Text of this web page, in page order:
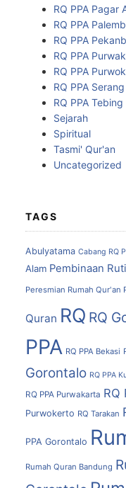
RQ PPA Pagar
RQ PPA
RQ PPA
RQ PPA
RQ PPA
RQ PPA Serang
RQ PPA
Sejarah
Spiritual
Tasmi' Qur'an
Uncategorized
TAGS
Abulyatama Cabang RQ
Alam Pembinaan
Peresmian Rumah Qur'an
Quran RQ RQ
PPA RQ PPA Bekasi
Gorontalo RQ PPA
RQ PPA Purwakarta RQ
Purwokerto RQ Tarakan
PPA Gorontalo
Rumah Quran Bandung